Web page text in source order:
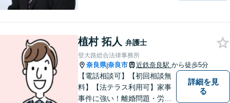
続・遺言・交通事故・借金・
債務整理などはお任せくださ
い。
植村 拓人 弁護士
登大路総合法律事務所
奈良県|奈良市 近鉄奈良駅 から徒歩5分
【電話相談可】【初回相談無
料】【法テラス利用可】家事
事件に強い！離婚問題・労働
詳細を見
る